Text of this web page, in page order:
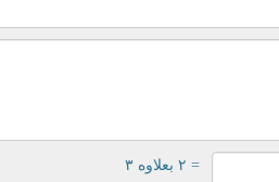
= ۲ بعلاوه ۳